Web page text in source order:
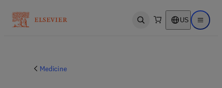
Open search US Open
Medicine